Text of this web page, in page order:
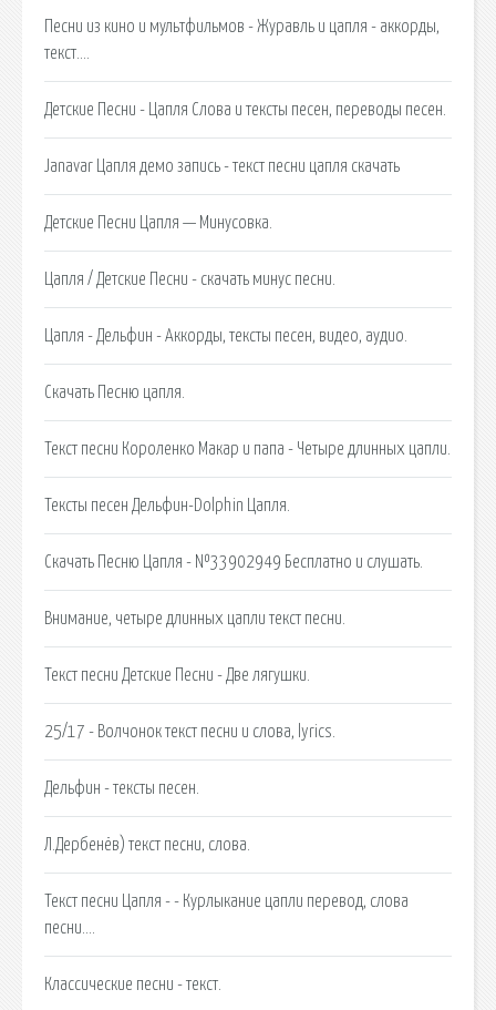
Песни из кино и мультфильмов - Журавль и цапля - аккорды,
текст….
Детские Песни - Цапля Слова и тексты песен, переводы песен.
Janavar Цапля демо запись - текст песни цапля скачать
Детские Песни Цапля — Минусовка.
Цапля / Детские Песни - скачать минус песни.
Цапля - Дельфин - Аккорды, тексты песен, видео, аудио.
Скачать Песню цапля.
Текст песни Короленко Макар и папа - Четыре длинных цапли.
Тексты песен Дельфин-Dolphin Цапля.
Скачать Песню Цапля - №33902949 Бесплатно и слушать.
Внимание, четыре длинных цапли текст песни.
Текст песни Детские Песни - Две лягушки.
25/17 - Волчонок текст песни и слова, lyrics.
Дельфин - тексты песен.
Л.Дербенёв) текст песни, слова.
Текст песни Цапля - - Курлыкание цапли перевод, слова
песни….
Классические песни - текст.